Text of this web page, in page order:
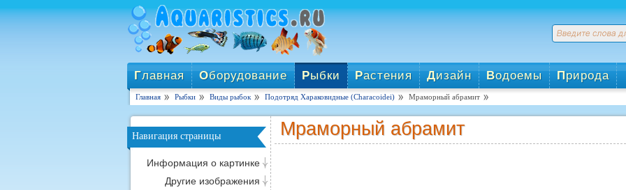
Главная Оборудование Рыбки Растения Дизайн Водоемы Природа
Главная Рыбки Виды рыбок Подотряд Хараковидные (Characoidei) Мраморный абрамит
Навигация страницы
Информация о картинке
Другие изображения
Мраморный абрамит